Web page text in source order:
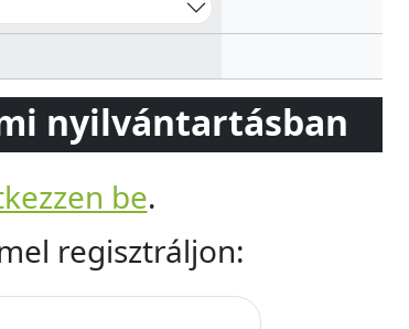
nyilvántartásban
be.
regisztráljon: